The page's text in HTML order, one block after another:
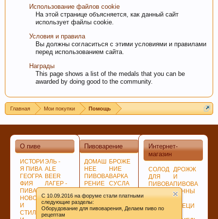
переносить в чат.
При приеме пива у мужчин выделяется гормон
дофамин, отвечающий за чувство
удовлетворения. При этом удовольствие
C 10.09.2016 на форуме стали платными
следующие разделы:
Оборудование для пивоварения, Делаем пиво по
рецептам
Использование файлов cookie
На этой странице объясняется, как данный сайт
использует файлы cookie.
Условия и правила
Вы должны согласиться с этими условиями и правилами
перед использованием сайта.
Награды
This page shows a list of the medals that you can be
awarded by doing good to the community.
Главная Мои покупки Помощь
Интернет-
магазин
СОЛОД
ДЛЯ
ПИВОВА
НЕСОЛ
ОЖЕНО
ДРОЖЖ
И
ПИВОВА
РЕННЫ
Е
СПЕЦИ
О пиве
ИСТОРИ
Я ПИВА
ГЕОГРА
ФИЯ
ПИВА
НОВОСТ
И
СТИЛИ
ЭЛЬ -
ALE
BEER
ЛАГЕР -
ПО
ЦВЕТУ
ГИБРИД
Пивоварение
ДОМАШ
НЕЕ
ПИВОВА
РЕНИЕ
ОВКА,
ПРОГРА
БРОЖЕ
НИЕ
ВАРКА
СУСЛА
LAGER
СОЗРЕВ
АНИЕ